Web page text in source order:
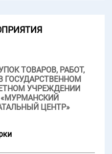
ТОВАРОВ, РАБОТ,
ГОСУДАРСТВЕННОМ
УЧРЕЖДЕНИИ
ЦЕНТР»